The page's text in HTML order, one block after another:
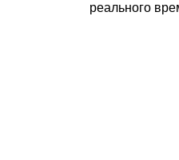
реального